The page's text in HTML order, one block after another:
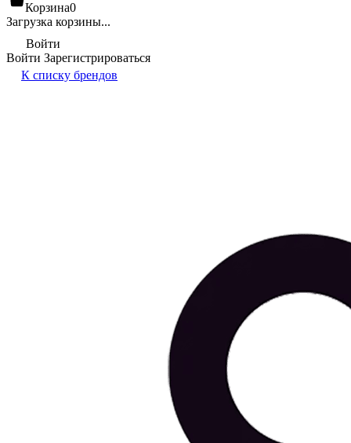
Корзина0
Загрузка корзины...
Войти
Войти Зарегистрироваться
К списку брендов